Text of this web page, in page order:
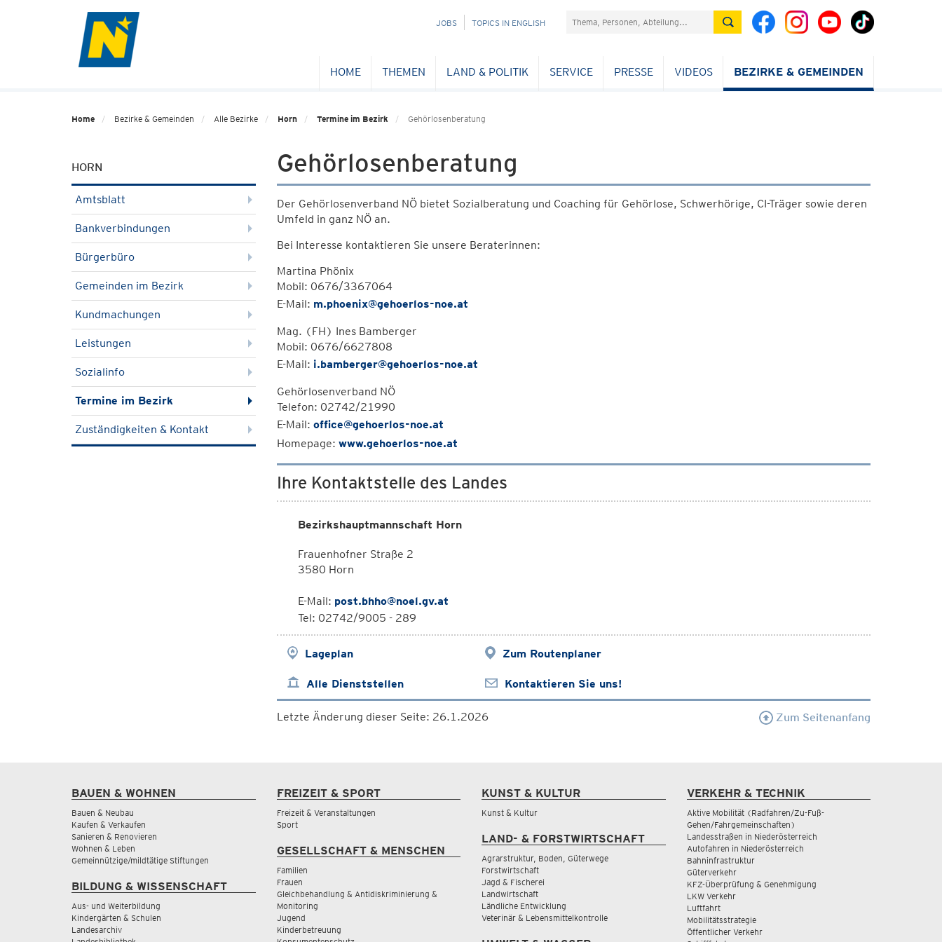
NAVIGATION
JOBS TOPICS IN ENGLISH Suchefeld
HOME THEMEN LAND & POLITIK SERVICE PRESSE VIDEOS BEZIRKE & GEMEINDEN
Home Bezirke & Gemeinden Alle Bezirke Horn Termine im Bezirk Gehörlosenberatung
HORN
Amtsblatt
Bankverbindungen
Bürgerbüro
Gemeinden im Bezirk
Kundmachungen
Leistungen
Sozialinfo
Termine im Bezirk
Zuständigkeiten & Kontakt
Gehörlosenberatung
Der Gehörlosenverband NÖ bietet Sozialberatung und Coaching für Gehörlose, Schwerhörige, CI-Träger sowie deren
Umfeld in ganz NÖ an.
Bei Interesse kontaktieren Sie unsere Beraterinnen:
Martina Phönix
Mobil: 0676/3367064
E-Mail: m.phoenix@gehoerlos-noe.at
Mag. (FH) Ines Bamberger
Mobil: 0676/6627808
E-Mail: i.bamberger@gehoerlos-noe.at
Gehörlosenverband NÖ
Telefon: 02742/21990
E-Mail: office@gehoerlos-noe.at
Homepage: www.gehoerlos-noe.at
Ihre Kontaktstelle des Landes
Bezirkshauptmannschaft Horn
Frauenhofner Straße 2
3580 Horn
E-Mail: post.bhho@noel.gv.at
Tel: 02742/9005 - 289
Lageplan Zum Routenplaner
Alle Dienststellen Kontaktieren Sie uns!
Letzte Änderung dieser Seite: 26.1.2026 Zum Seitenanfang
BAUEN & WOHNEN
Bauen & Neubau
Kaufen & Verkaufen
Sanieren & Renovieren
Wohnen & Leben
Gemeinnützige/mildtätige Stiftungen
BILDUNG & WISSENSCHAFT
Aus- und Weiterbildung
Kindergärten & Schulen
Landesarchiv
FREIZEIT & SPORT
Freizeit & Veranstaltungen
Sport
GESELLSCHAFT & MENSCHEN
Familien
Frauen
Gleichbehandlung & Antidiskriminierung &
Monitoring
Jugend
Kinderbetreuung
KUNST & KULTUR
Kunst & Kultur
LAND- & FORSTWIRTSCHAFT
Agrarstruktur, Boden, Güterwege
Forstwirtschaft
Jagd & Fischerei
Landwirtschaft
Ländliche Entwicklung
Veterinär & Lebensmittelkontrolle
VERKEHR & TECHNIK
Aktive Mobilität (Radfahren/Zu-Fuß-
Gehen/Fahrgemeinschaften)
Landesstraßen in Niederösterreich
Autofahren in Niederösterreich
Bahninfrastruktur
Güterverkehr
KFZ-Überprüfung & Genehmigung
LKW Verkehr
Luftfahrt
Mobilitätsstrategie
Öffentlicher Verkehr